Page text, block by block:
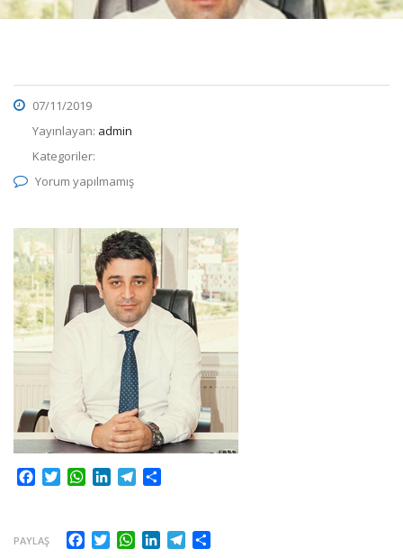
07/11/2019
Yayınlayan: admin
Kategoriler:
Yorum yapılmamış
Facebook
TwitterWhatsApp
LinkedInTelegram
PAYLAŞ Facebook
TwitterWhatsApp
LinkedInTelegram